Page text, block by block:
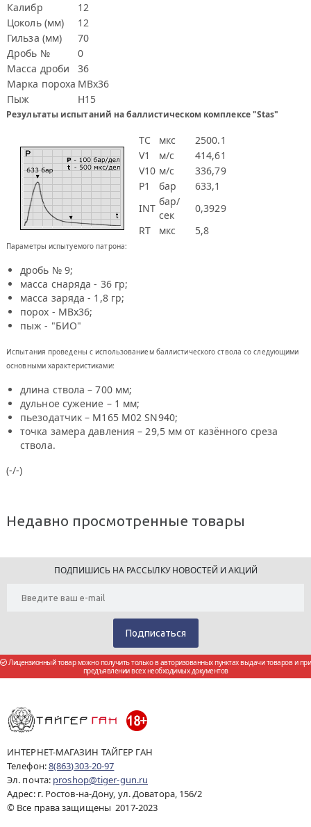
Калибр
12
Цоколь (мм)
12
Гильза (мм)
70
Дробь №
0
Масса дроби
36
Марка пороха MBx36
Пыж
Н15
Результаты испытаний на баллистическом комплексе "Stas"
TC мкс
2500.1
V1
м/с
414,61
V10 м/с
336,79
P1
бар
633,1
INT
бар/
сек
0,3929
RT
мкс 5,8
Параметры испытуемого патрона:
дробь № 9;
масса снаряда - 36 гр;
масса заряда - 1,8 гр;
порох - MBx36;
пыж - "БИО"
Испытания проведены с использованием баллистического ствола со следующими
основными характеристиками:
длина ствола – 700 мм;
дульное сужение – 1 мм;
пьезодатчик – М165 М02 SN940;
точка замера давления – 29,5 мм от казённого среза
ствола.
(-/-)
Недавно просмотренные товары
ПОДПИШИСЬ НА РАССЫЛКУ НОВОСТЕЙ И АКЦИЙ
Лицензионный товар можно получить только в авторизованных пунктах выдачи товаров и при
предъявлении всех необходимых документов
ИНТЕРНЕТ-МАГАЗИН ТАЙГЕР ГАН
Телефон:8(863)303-20-97
Эл. почта: proshop@tiger-gun.ru
Адрес: г. Ростов-на-Дону, ул. Доватора, 156/2
© Все права защищены 2017-2023